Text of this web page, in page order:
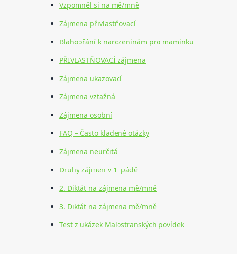
Vzpomněl si na mě/mně
Zájmena přivlastňovací
Blahopřání k narozeninám pro maminku
PŘIVLASTŇOVACÍ zájmena
Zájmena ukazovací
Zájmena vztažná
Zájmena osobní
FAQ – Často kladené otázky
Zájmena neurčitá
Druhy zájmen v 1. pádě
2. Diktát na zájmena mě/mně
3. Diktát na zájmena mě/mně
Test z ukázek Malostranských povídek